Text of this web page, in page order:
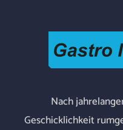
Nach
Geschicklichkeit